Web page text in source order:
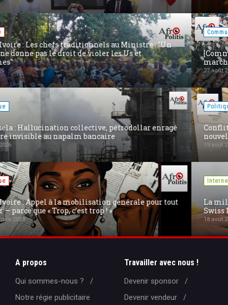
Communiqués
[Communiqué] 80ème fête #Victoire2025 : La Chine «
marche » pour la Justice, l’Équité et la Paix
27 août 2025
Conflit Russie-Ukraine : Trump dévoile la carte de la
nouvelle Ukraine pour une paix durable
Internet
La militarisation de l'Internet en Europe : la fin de la «
Swiss Privacy » et l'exil de PROTON MAIL
18 août 2025
A propos
Qui sommes-nous ?
Notre régie publicitaire
Travailler avec nous !
Devenir sponsor
Devenir vendeur